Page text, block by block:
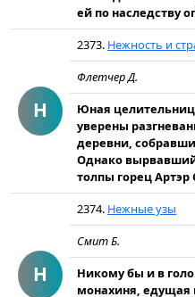
ей по наследству
Н
2373. Нежность и
Флетчер Д.
Юная
уверены
деревни,
Однако
толпы горец Артэр
Н
2374. Нежные узы
Смит Б.
Никому бы и в
монахиня, едущая